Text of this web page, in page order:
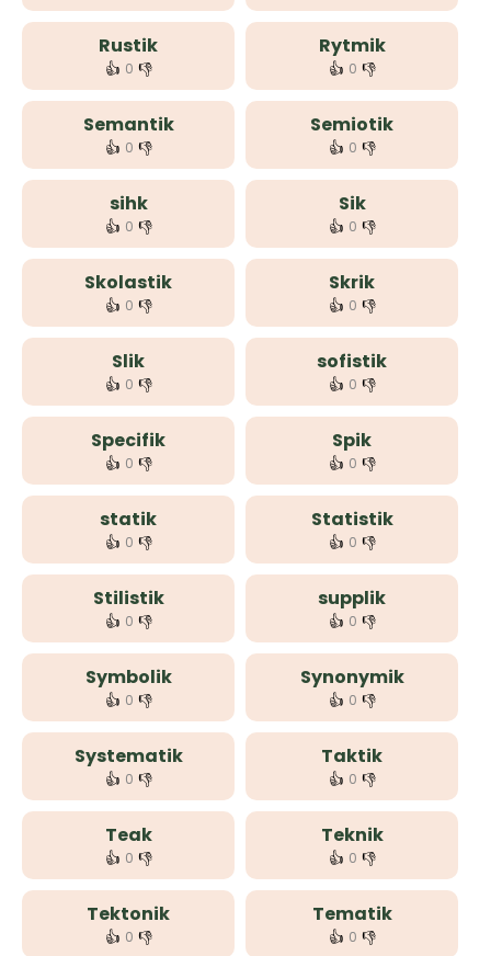
Rustik
👍 0 👎
Rytmik
👍 0 👎
Semantik
👍 0 👎
Semiotik
👍 0 👎
sihk
👍 0 👎
Sik
👍 0 👎
Skolastik
👍 0 👎
Skrik
👍 0 👎
Slik
👍 0 👎
sofistik
👍 0 👎
Specifik
👍 0 👎
Spik
👍 0 👎
statik
👍 0 👎
Statistik
👍 0 👎
Stilistik
👍 0 👎
supplik
👍 0 👎
Symbolik
👍 0 👎
Synonymik
👍 0 👎
Systematik
👍 0 👎
Taktik
👍 0 👎
Teak
👍 0 👎
Teknik
👍 0 👎
Tektonik
👍 0 👎
Tematik
👍 0 👎